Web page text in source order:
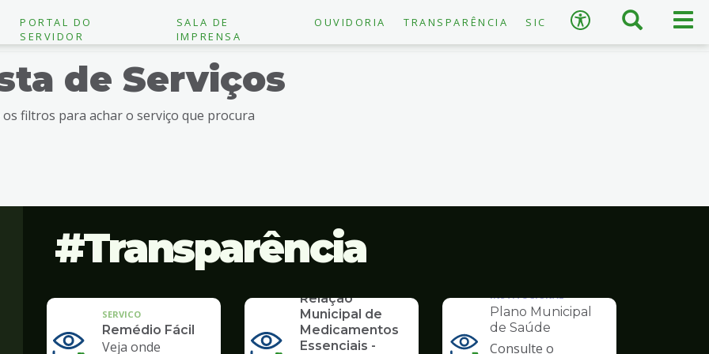
Busca
Acessibilidade
PORTAL DO
SERVIDOR
SALA DE
IMPRENSA
OUVIDORIA TRANSPARÊNCIA SIC ×
de Serviços
os filtros para achar o serviço que procura
Transparência
SERVICO
Remédio Fácil
Veja onde
Relação
Municipal de
Medicamentos
Essenciais -
INSTITUCIONAL
Plano Municipal
de Saúde
Consulte o